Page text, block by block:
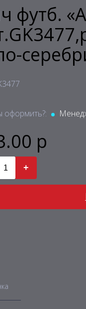
футб.
оформить?:
р
+